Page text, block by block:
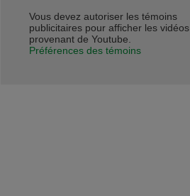
Vous devez autoriser les témoins
publicitaires pour afficher les vidéos
provenant de Youtube.
Préférences des témoins